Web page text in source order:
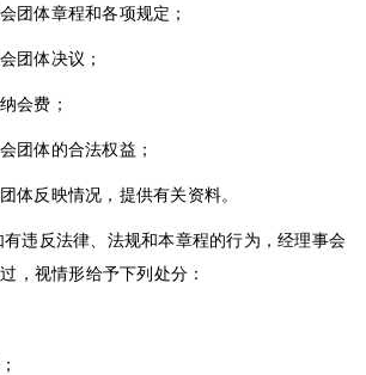
团体章程和各项规定；
团体决议；
会费；
团体的合法权益；
体反映情况，提供有关资料。
有违反法律、法规和本章程的行为，经理事会
，视情形给予下列处分：